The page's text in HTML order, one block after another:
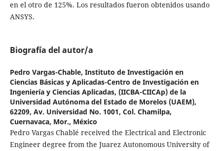
en el otro de 125%. Los resultados fueron obtenidos usando
ANSYS.
Biografía del autor/a
Pedro Vargas-Chable, Instituto de Investigación en
Ciencias Básicas y Aplicadas-Centro de Investigación en
Ingeniería y Ciencias Aplicadas, (IICBA-CIICAp) de la
Universidad Autónoma del Estado de Morelos (UAEM),
62209, Av. Universidad No. 1001, Col. Chamilpa,
Cuernavaca, Mor., México
Pedro Vargas Chablé received the Electrical and Electronic
Engineer degree from the Juarez Autonomous University of